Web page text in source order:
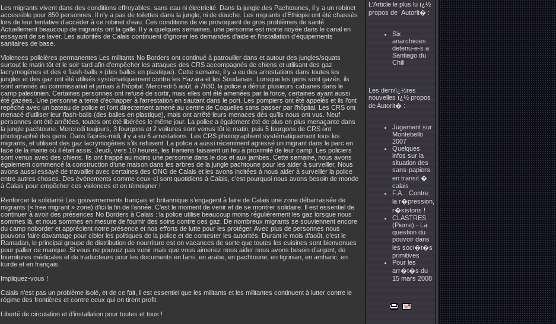
Les migrants vivent dans des conditions effroyables, sans eau ni électricité. Dans la jungle des Pachtounes, il y a un robinet
accessible pour 850 personnes. Il n’y a pas de toilettes dans la jungle, ni de douche. Les migrants d’Ethiopie ont été chassés
lors de leur tentative d’accéder à ce robinet d’eau. Ces conditions de vie provoquent de gros problèmes de santé.
Actuellement beaucoup de migrants ont la galle. Il y a quelques semaines, une personne est morte noyée dans le canal en
essayant de se laver. Les autorités de Calais continuent d’ignorer les demandes d’aide et l’installation d’équipements
sanitaires de base.
Violences policières permanentes Les militants No Borders ont continué à patrouiller dans et autour des jungles/squats
surtout le matin tôt et le soir tard afin d’empêcher les attaques des CRS accompagnés de chiens et utilisant des gaz
lacrymogènes et des « flash-balls » (des balles en plastique). Cette semaine, il y a eu des arrestations dans toutes les
jungles et des gaz ont été utilisés systématiquement contre les Hazara et les Soudanais. Lorsque les gens sont gazés, ils
sont amenés au commissariat et jamais à l’hôpital. Mercredi 5 août, à 7h30, la police a détruit plusieurs cabanes dans le
camp palestinien. Certaines personnes ont refusé de sortir, mais elles ont été amenées par la force, certaines ayant aussi
été gazées. Une personne a tenté d’échapper à l’arrestation en sautant dans le port. Les pompiers ont été appelés et ils l’ont
repêché avec un bateau de police et l’ont directement amené au centre de Coquelles sans passer par l’hôpital. Les CRS ont
menacé d’utiliser leur flash-balls (des balles en plastique), mais ont arrêté leurs menaces dés qu’ils nous ont vus. Neuf
personnes ont été arrêtées, toutes ont été libérées le même jour. La police a également été de plus en plus menaçante dans
la jungle pachtoune. Mercredi toujours, 3 fourgons et 2 voitures sont venus tôt le matin, puis 5 fourgons de CRS ont
photographié des gens. Dans l’après-midi, il y a eu 6 arrestations. Les CRS photographient systématiquement tous les
migrants, et utilisent des gaz lacrymogènes s’ils refusent. La police a aussi récemment agressé un migrant dans le parc en
face de la mairie où il était assis. Jeudi, vers 10 heures, les Iraniens faisaient un feu à proximité de leur camp. Les policiers
sont venus avec des chiens. Ils ont frappé au moins une personne dans le dos et aux jambes. Cette semaine, nous avons
également commencé la construction d’une maison dans les arbres de la jungle pachtoune pour les aider à surveiller, Nous
avons aussi essayé de travailler avec certaines des ONG de Calais et les avons incitées à nous aider à surveiller la police
entre autres choses. Des événements comme ceux-ci sont quotidiens à Calais, c’est pourquoi nous avons besoin de monde
à Calais pour empêcher ces violences et en témoigner !
Renforcer la solidarité Les gouvernements français et britannique s’engagent à faire de Calais une zone débarrassée de
migrants (« free migrant » zone) d’ici la fin de l’année. C’est le moment de venir et de se montrer solidaire. Il est essentiel de
continuer à avoir des présences No Borders à Calais : la police utilise beaucoup moins régulièrement les gaz lorsque nous
sommes là, et nous sommes en mesure de fournir des soins contre ces gaz. De nombreux migrants se souviennent encore
du camp noborder et apprécient notre présence et nos efforts de lutte pour les protéger. Avec plus de personnes nous
pouvons faire davantage pour cibler les politiques de la police et de contester les autorités. Durant le mois d’août, c’est le
Ramadan, le principal groupe de distribution de nourriture est en vacances de sorte que toutes les cuisines sont bienvenues
pour pallier ce manque. Si vous ne pouvez pas venir mais que vous aimeriez nous aider nous avons besoin d’argent, de
fournitures médicales et de traducteurs pour les documents en farsi, en arabe, en pachtoune, en tigrinian, en amharic, en
kurde et en français.
Impliquez-vous !
Calais n’est pas un problème isolé, et de ce fait, il est essentiel que les militants et les militantes continuent à lutter contre le
régime des frontières et contre ceux qui en tirent profit.
Liberté de circulation et d’installation pour toutes et tous !
L'Article le plus lu ï¿½
propos de Autorit� :
Six
anarchistes
detenu-e-s a
Santiago du
Chili
Les derniï¿½res
nouvelles ï¿½ propos
de Autorit� :
Jugement sur
Montebello
2007
Quelques
infos sur la
situation des
sans-papiers
en transit �
calais
F.A. : Contre
la r�pression,
r�sistons !
CLASTRES
(Pierre) - La
question du
pouvoir dans
les soci�t�s
primitives
Pour les
arr�t�s du
15 mars 2008